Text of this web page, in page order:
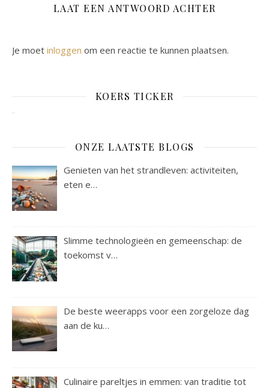
LAAT EEN ANTWOORD ACHTER
Je moet inloggen om een reactie te kunnen plaatsen.
KOERS TICKER
ONZE LAATSTE BLOGS
Genieten van het strandleven: activiteiten,
eten e…
Slimme technologieën en gemeenschap: de
toekomst v…
De beste weerapps voor een zorgeloze dag
aan de ku…
Culinaire pareltjes in emmen: van traditie tot